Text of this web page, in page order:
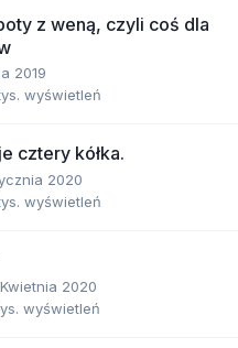
z weną, czyli coś dla
2019
wyświetleń
cztery kółka.
2020
wyświetleń
2020
wyświetleń